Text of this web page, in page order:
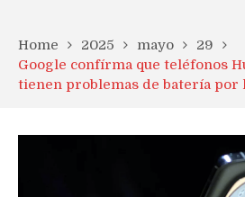
Home 2025 mayo
29
Google confírma que teléfonos
tienen problemas de batería por